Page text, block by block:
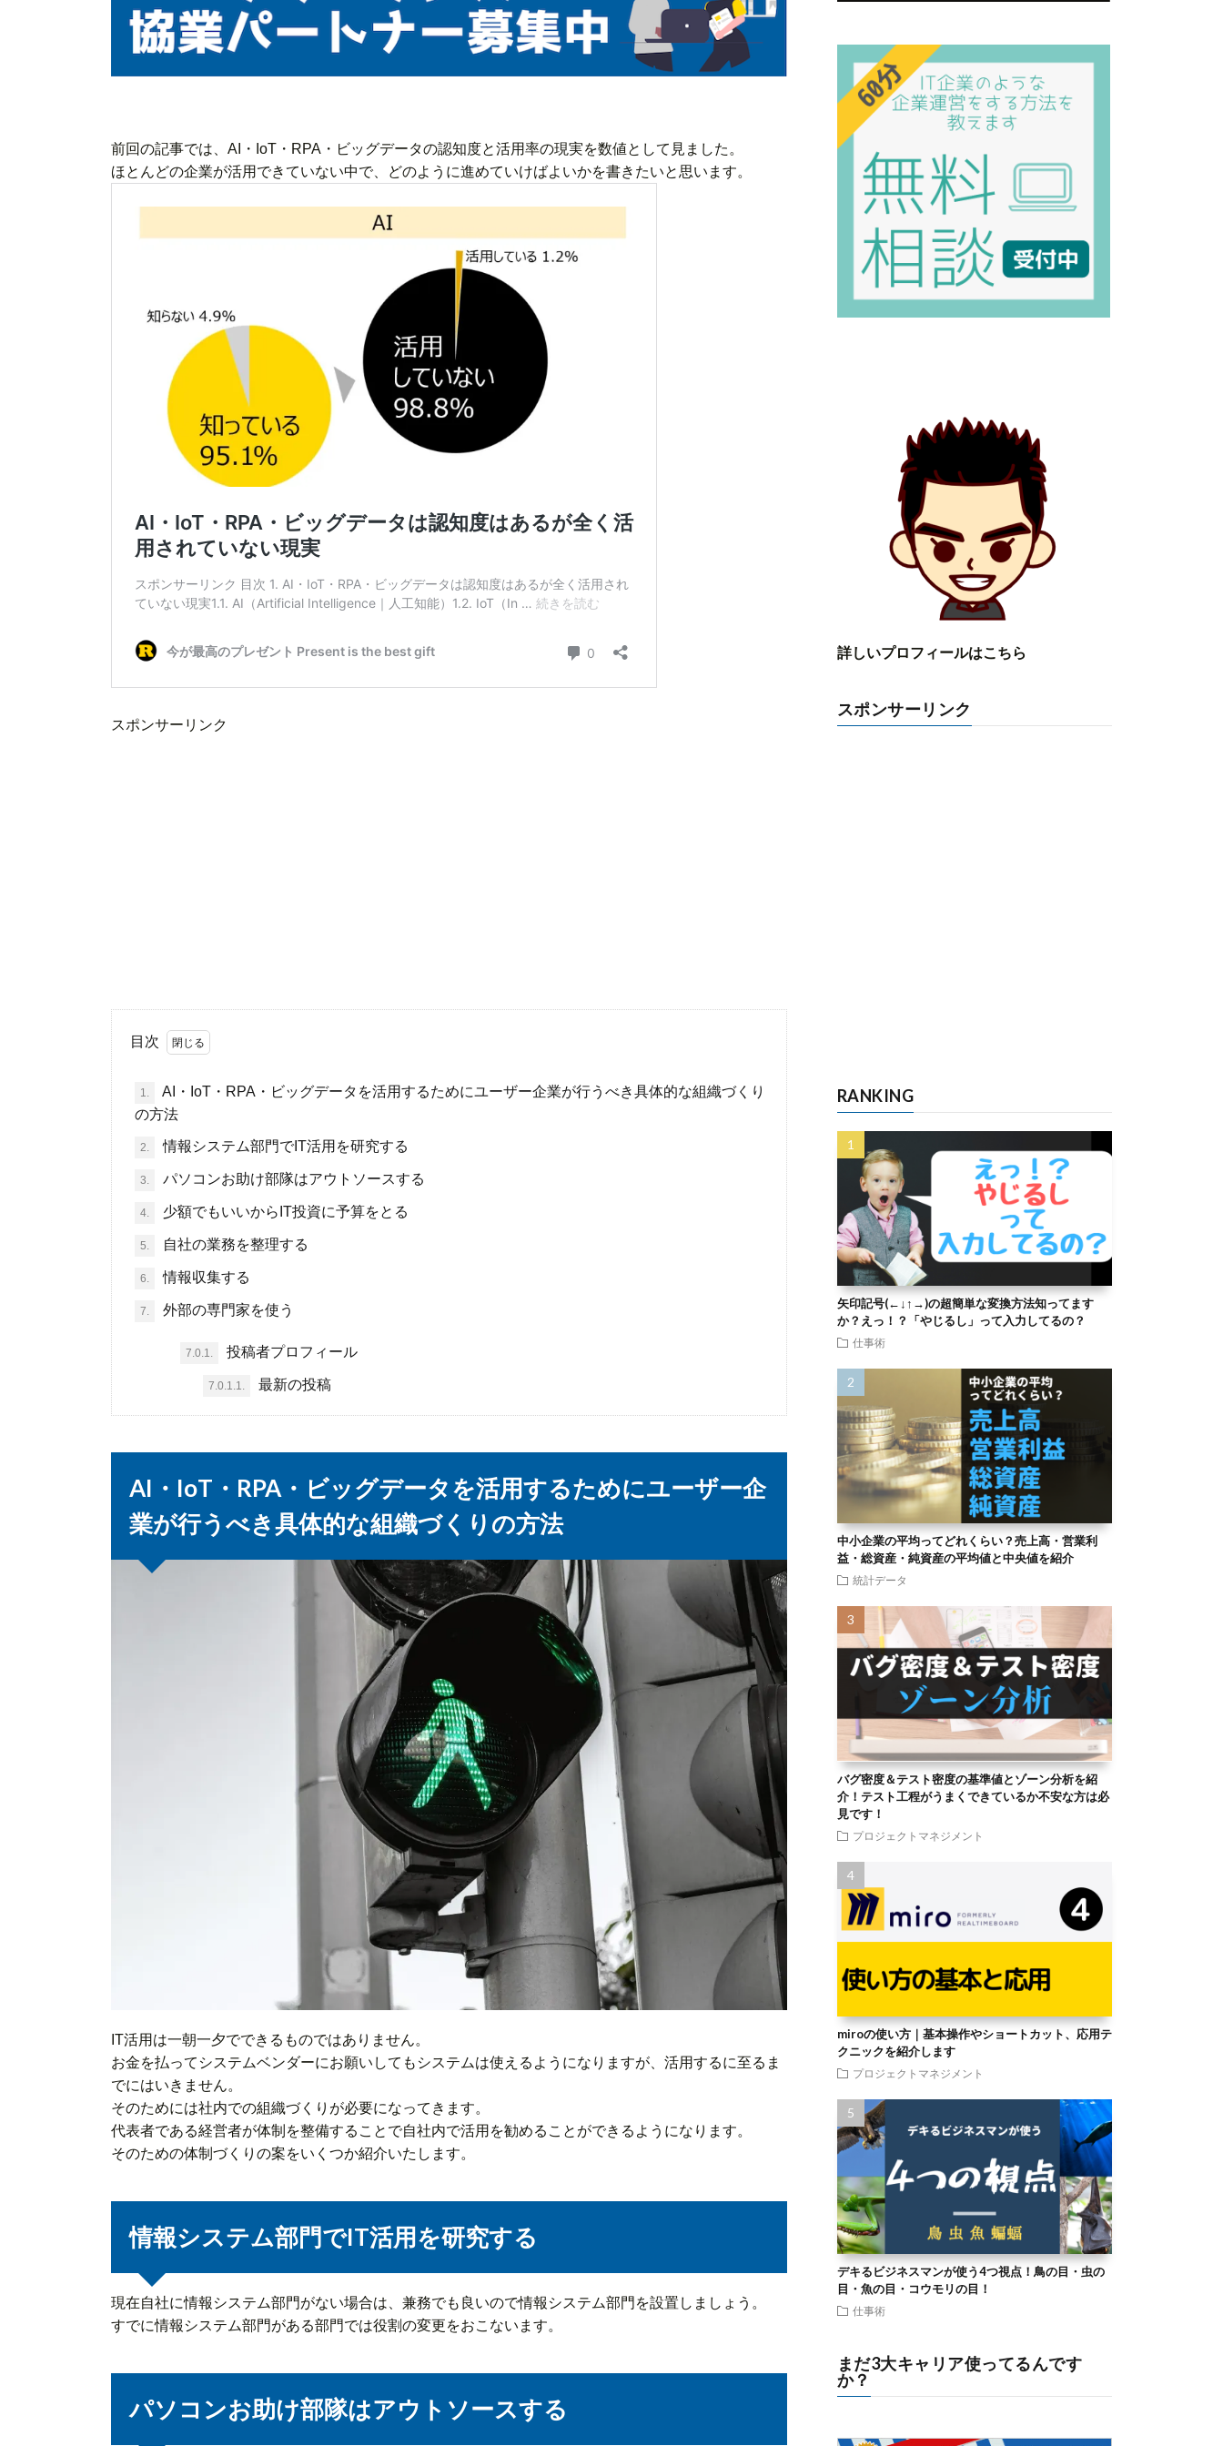
前回の記事では、AI・IoT・RPA・ビッグデータの認知度と活用率の現実を数値として見ました。
ほとんどの企業が活用できていない中で、どのように進めていけばよいかを書きたいと思います。
スポンサーリンク
目次
1.
AI・IoT・RPA・ビッグデータを活用するためにユーザー企業が行うべき具体的な組織づくり
の方法
2. 情報システム部門でIT活用を研究する
3. パソコンお助け部隊はアウトソースする
4. 少額でもいいからIT投資に予算をとる
5. 自社の業務を整理する
6. 情報収集する
7. 外部の専門家を使う
7.0.1. 投稿者プロフィール
7.0.1.1. 最新の投稿
AI・IoT・RPA・ビッグデータを活用するためにユーザー企
業が行うべき具体的な組織づくりの方法
IT活用は一朝一夕でできるものではありません。
お金を払ってシステムベンダーにお願いしてもシステムは使えるようになりますが、活用するに至るま
でにはいきません。
そのためには社内での組織づくりが必要になってきます。
代表者である経営者が体制を整備することで自社内で活用を勧めることができるようになります。
そのための体制づくりの案をいくつか紹介いたします。
情報システム部門でIT活用を研究する
現在自社に情報システム部門がない場合は、兼務でも良いので情報システム部門を設置しましょう。
すでに情報システム部門がある部門では役割の変更をおこないます。
パソコンお助け部隊はアウトソースする
詳しいプロフィールはこちら
スポンサーリンク
RANKING
矢印記号(←↓↑→)の超簡単な変換方法知ってます
か？えっ！？「やじるし」って入力してるの？
仕事術
中小企業の平均ってどれくらい？売上高・営業利
益・総資産・純資産の平均値と中央値を紹介
統計データ
バグ密度＆テスト密度の基準値とゾーン分析を紹
介！テスト工程がうまくできているか不安な方は必
見です！
プロジェクトマネジメント
miroの使い方｜基本操作やショートカット、応用テ
クニックを紹介します
プロジェクトマネジメント
デキるビジネスマンが使う4つ視点！鳥の目・虫の
目・魚の目・コウモリの目！
仕事術
まだ3大キャリア使ってるんです
か？